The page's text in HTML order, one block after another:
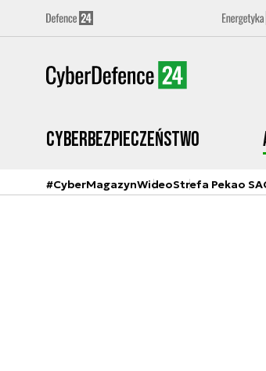
Cyberbezpieczeństwo
#CyberMagazynWideoStrefa Pekao SA